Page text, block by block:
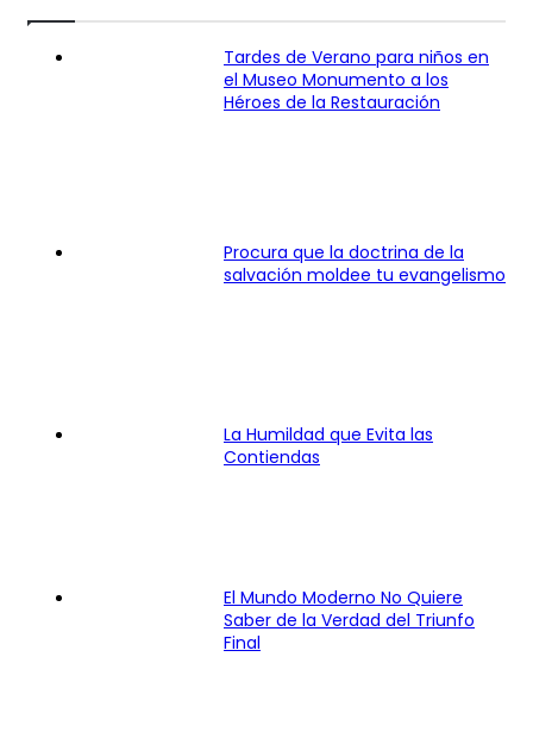
Tardes de Verano para niños en
el Museo Monumento a los
Héroes de la Restauración
Procura que la doctrina de la
salvación moldee tu evangelismo
La Humildad que Evita las
Contiendas
El Mundo Moderno No Quiere
Saber de la Verdad del Triunfo
Final